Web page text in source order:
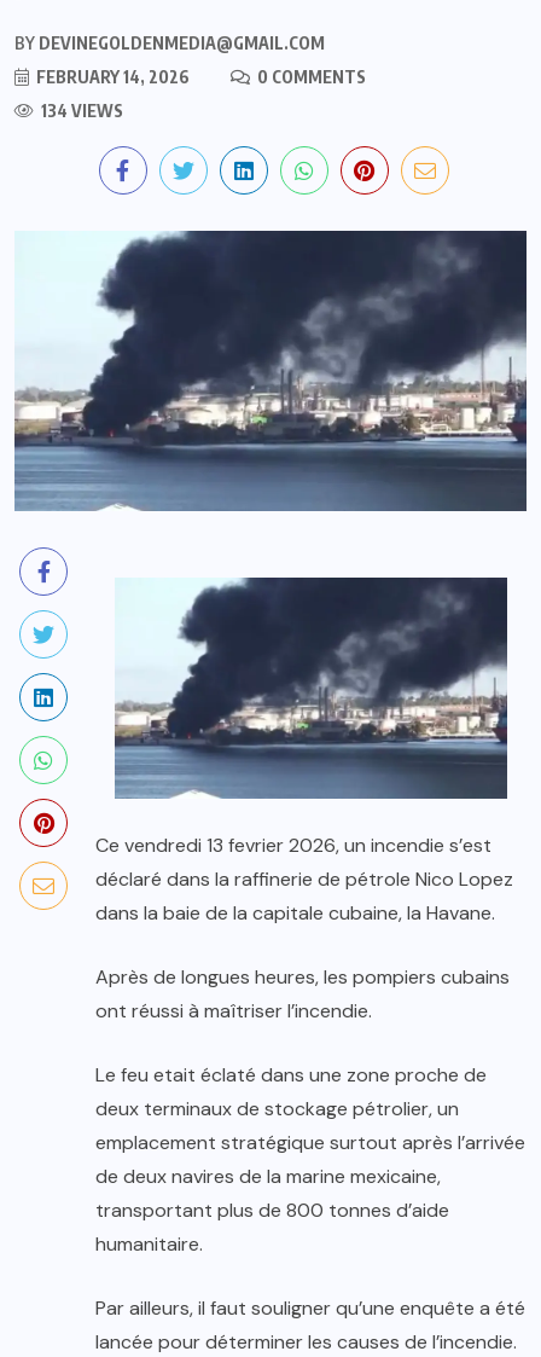
BY DEVINEGOLDENMEDIA@GMAIL.COM
FEBRUARY 14, 2026
0 COMMENTS
134 VIEWS
Ce vendredi 13 fevrier 2026, un incendie s’est
déclaré dans la raffinerie de pétrole Nico Lopez
dans la baie de la capitale cubaine, la Havane.
Après de longues heures, les pompiers cubains
ont réussi à maîtriser l’incendie.
Le feu etait éclaté dans une zone proche de
deux terminaux de stockage pétrolier, un
emplacement stratégique surtout après l’arrivée
de deux navires de la marine mexicaine,
transportant plus de 800 tonnes d’aide
humanitaire.
Par ailleurs, il faut souligner qu’une enquête a été
lancée pour déterminer les causes de l’incendie.